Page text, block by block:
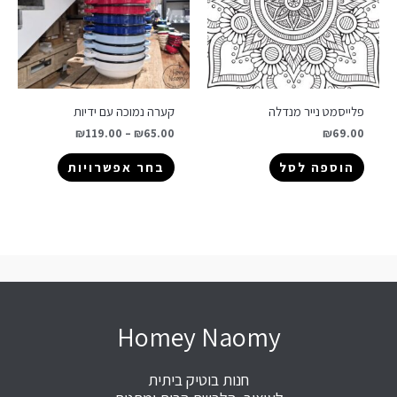
פלייסמט נייר מנדלה
₪69.00
הוספה לסל
קערה נמוכה עם ידיות
₪65.00
–
₪119.00
בחר אפשרויות
Homey Naomy
חנות בוטיק ביתית